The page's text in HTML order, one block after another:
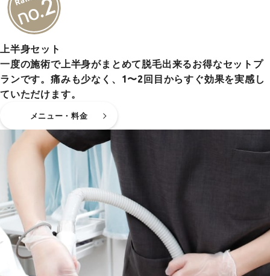
上半身セット
一度の施術で上半身がまとめて脱毛出来るお得なセットプ
ランです。痛みも少なく、1〜2回目からすぐ効果を実感し
ていただけます。
メニュー・料金